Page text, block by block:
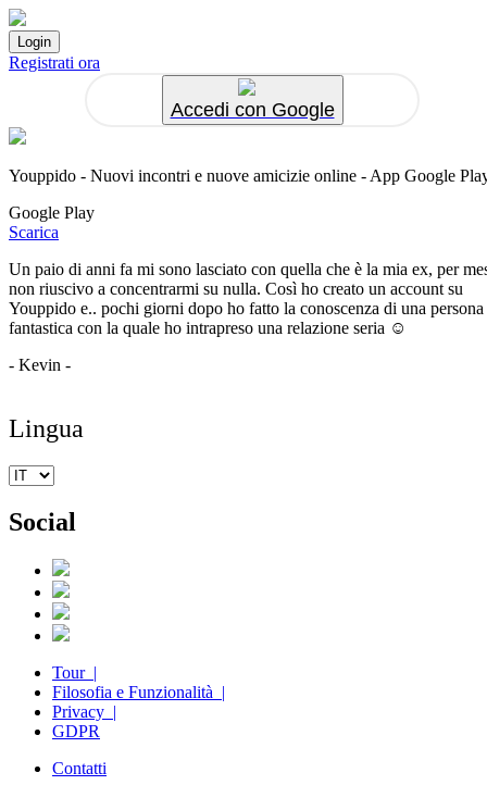
Registrati ora
Accedi con Google
Youppido - Nuovi incontri e nuove amicizie online - App Google
Google Play
Scarica
Un paio di anni fa mi sono lasciato con quella che è la mia ex, per
non riuscivo a concentrarmi su nulla. Così ho creato un account su
Youppido e.. pochi giorni dopo ho fatto la conoscenza di una persona
fantastica con la quale ho intrapreso una relazione seria ☺️
- Kevin -
Lingua
Social
Tour |
Filosofia e Funzionalità |
Privacy |
GDPR
Contatti